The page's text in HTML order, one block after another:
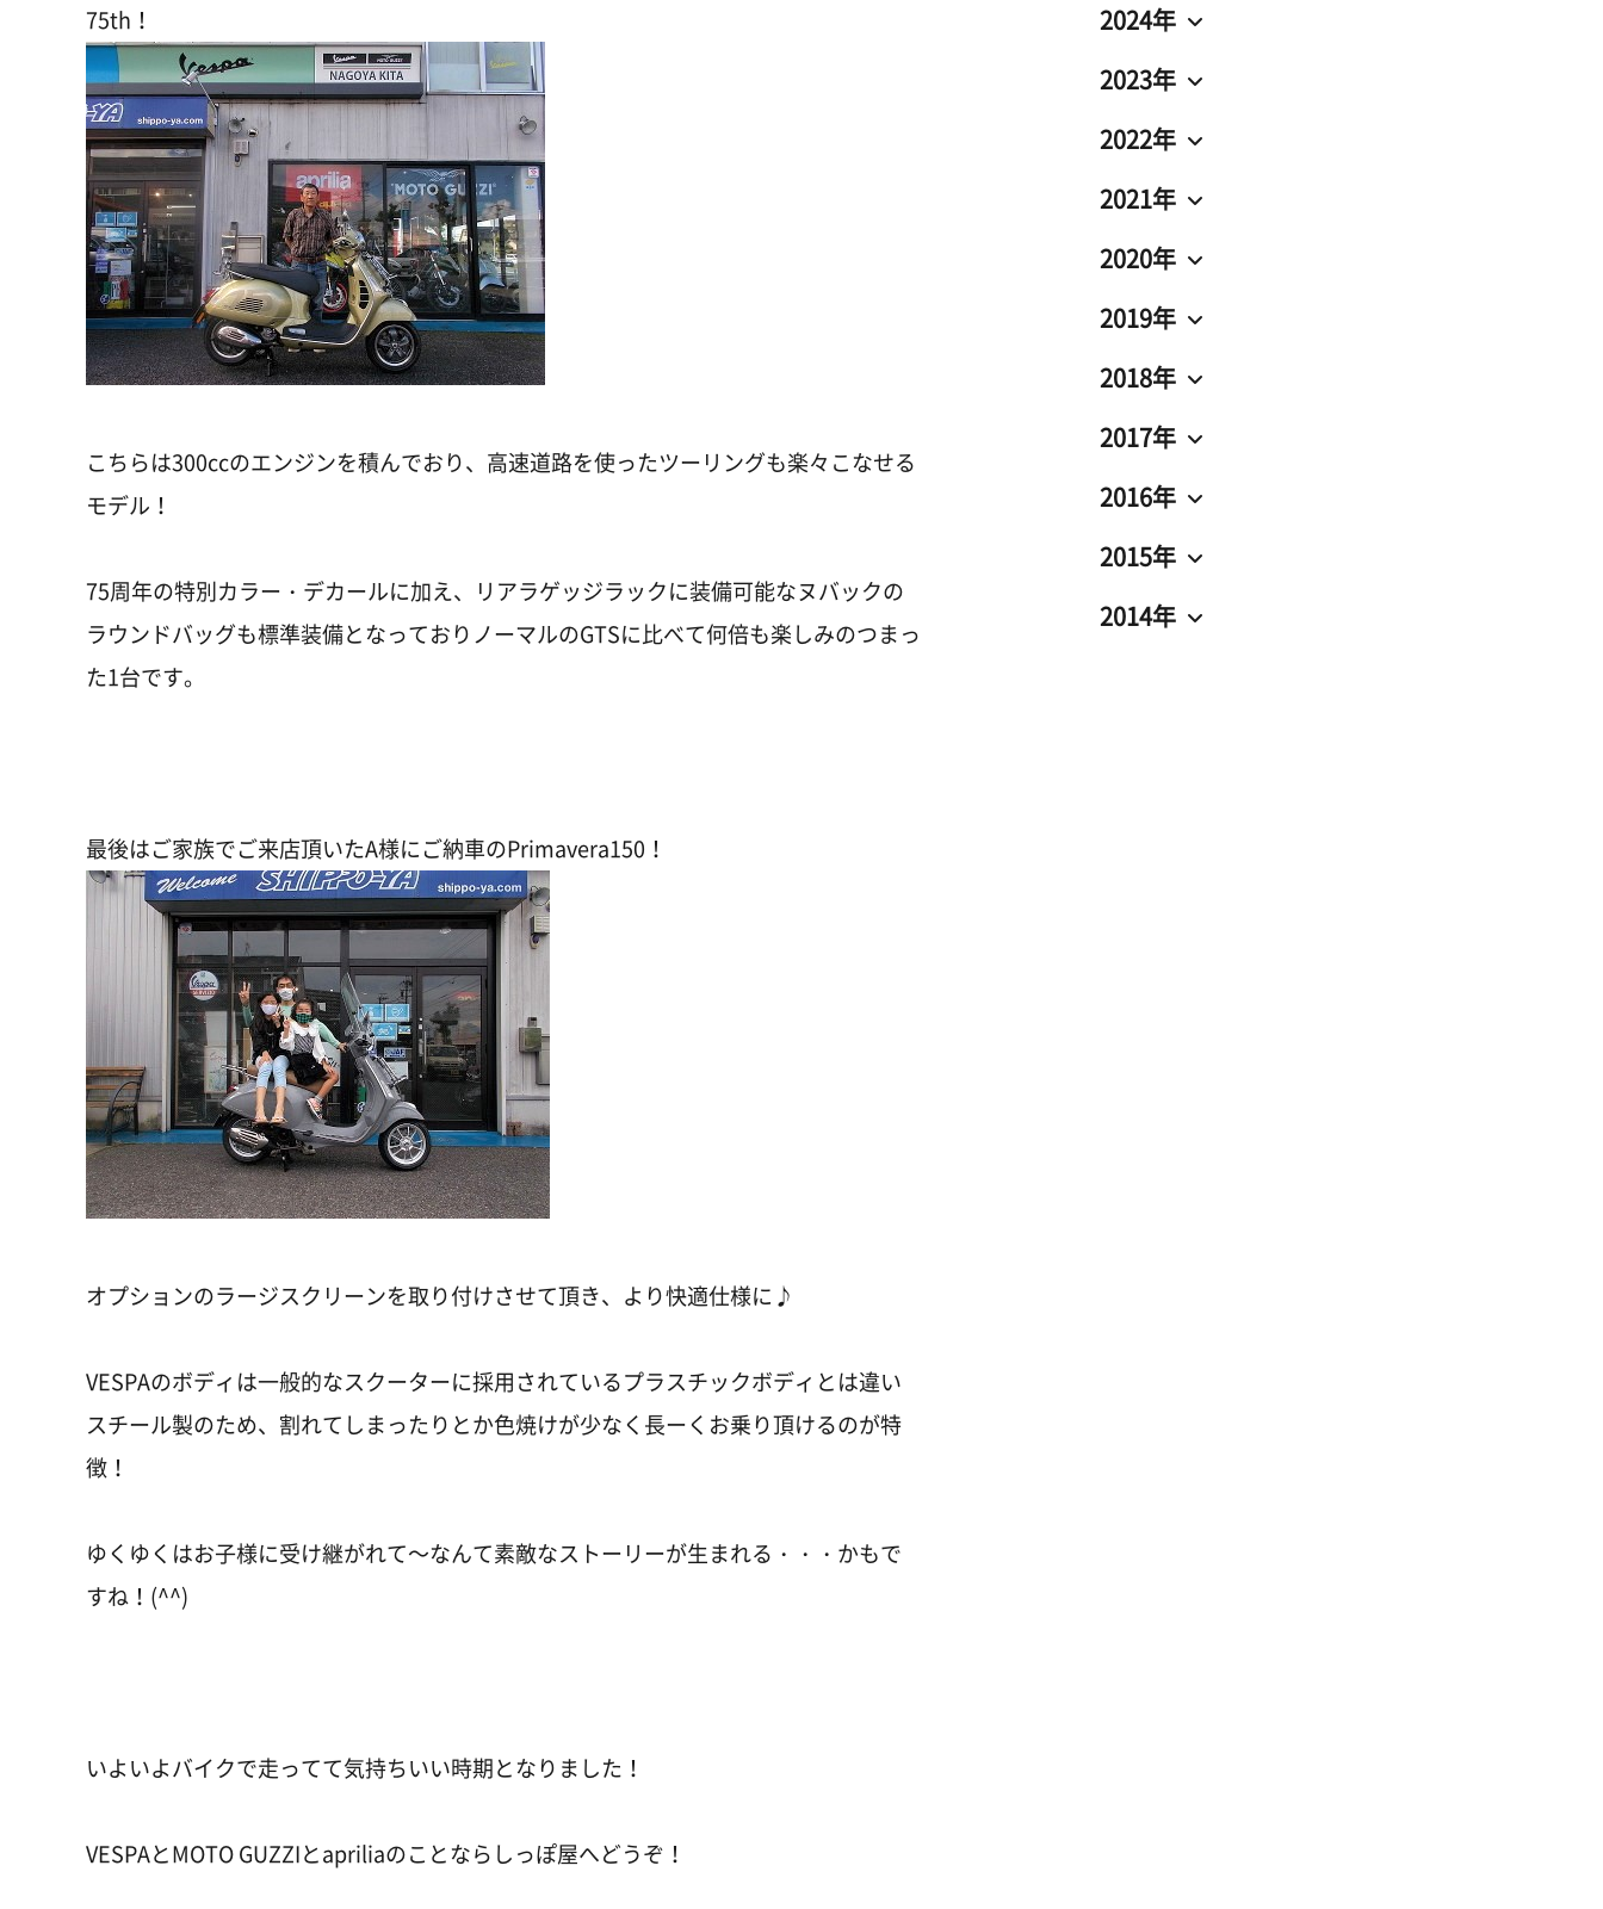
75th！
こちらは300ccのエンジンを積んでおり、高速道路を使ったツーリングも楽々こなせる
モデル！
75周年の特別カラー・デカールに加え、リアラゲッジラックに装備可能なヌバックの
ラウンドバッグも標準装備となっておりノーマルのGTSに比べて何倍も楽しみのつまっ
た1台です。
最後はご家族でご来店頂いたA様にご納車のPrimavera150！
オプションのラージスクリーンを取り付けさせて頂き、より快適仕様に♪
VESPAのボディは一般的なスクーターに採用されているプラスチックボディとは違い
スチール製のため、割れてしまったりとか色焼けが少なく長ーくお乗り頂けるのが特
徴！
ゆくゆくはお子様に受け継がれて～なんて素敵なストーリーが生まれる・・・かもで
すね！(^^)
いよいよバイクで走ってて気持ちいい時期となりました！
VESPAとMOTO GUZZIとapriliaのことならしっぽ屋へどうぞ！
2024年
2023年
2022年
2021年
2020年
2019年
2018年
2017年
2016年
2015年
2014年